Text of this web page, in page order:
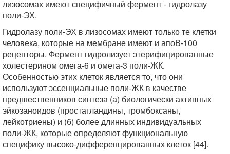
лизосомах имеют специфичный фермент - гидролазу
поли-ЭХ.
Гидролазу поли-ЭХ в лизосомах имеют только те клетки
человека, которые на мембране имеют и апоВ-100
рецепторы. Фермент гидролизует этерифицированные
холестерином омега-6 и омега-3 поли-ЖК.
Особенностью этих клеток является то, что они
используют эссенциальные поли-ЖК в качестве
предшественников синтеза (а) биологически активных
эйкозаноидов (простагландины, тромбоксаны,
лейкотриены) и (б) более длинных индивидуальных
поли-ЖК, которые определяют функциональную
специфику высоко-дифференцированных клеток [44].